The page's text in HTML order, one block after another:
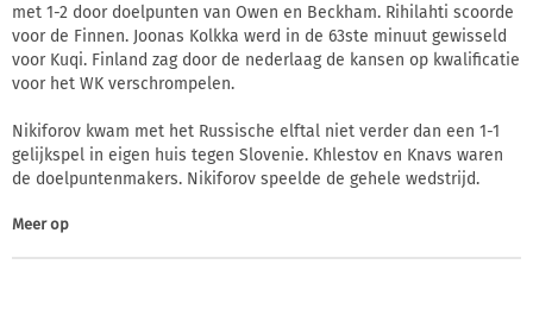
met 1-2 door doelpunten van Owen en Beckham. Rihilahti scoorde
voor de Finnen. Joonas Kolkka werd in de 63ste minuut gewisseld
voor Kuqi. Finland zag door de nederlaag de kansen op kwalificatie
voor het WK verschrompelen.
Nikiforov kwam met het Russische elftal niet verder dan een 1-1
gelijkspel in eigen huis tegen Slovenie. Khlestov en Knavs waren
de doelpuntenmakers. Nikiforov speelde de gehele wedstrijd.
Meer op